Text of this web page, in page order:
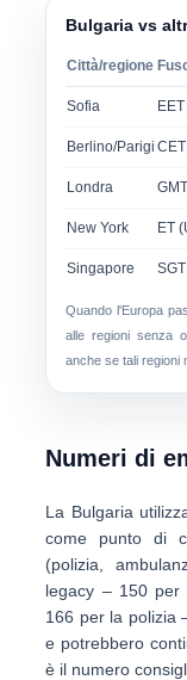
Bulgaria vs
Città/regione
Sofia
Berlino/Parigi
Londra
New York ET
Singapore
Quando l'Europa
alle regioni senza
anche se tali regioni
Numeri di
La Bulgaria
come punto di
(polizia,
legacy – 150 per
166 per la polizia
e potrebbero
è il numero